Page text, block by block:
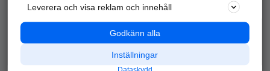
API & Kartor
Annonsera
Integritet
Nödnummer
Leverera och visa reklam och innehåll
Godkänn alla
Inställningar
Dataskydd